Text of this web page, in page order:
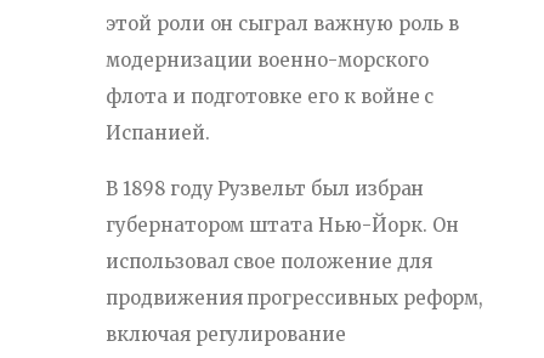
этой роли он сыграл важную роль в
модернизации военно-морского
флота и подготовке его к войне с
Испанией.
В 1898 году Рузвельт был избран
губернатором штата Нью-Йорк. Он
использовал свое положение для
продвижения прогрессивных реформ,
включая регулирование